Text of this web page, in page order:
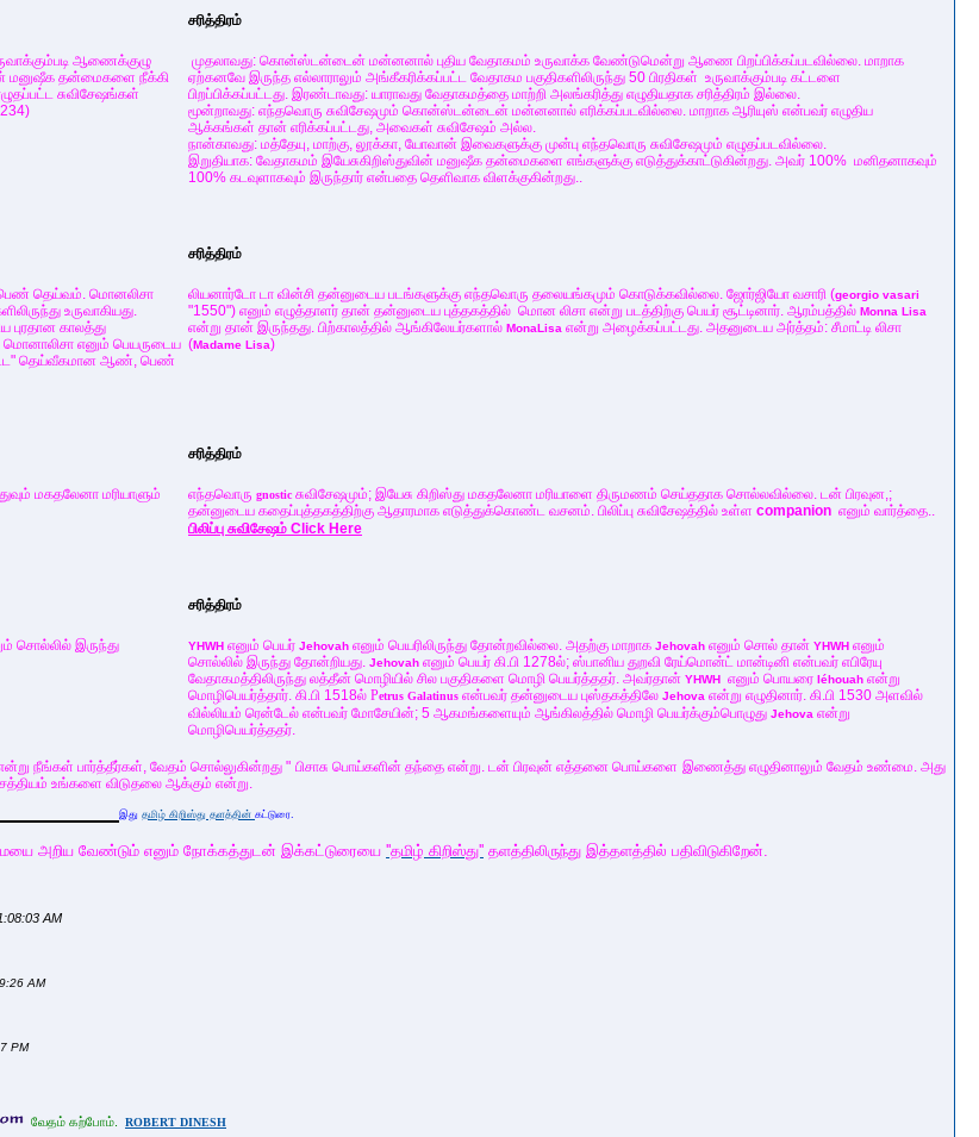
சரித்திரம்
ஆணைக்குழு
மனுஷீக தன்மைகளை நீக்கி
சுவிசேஷங்கள்
234)
முதலாவது: கொன்ஸ்டன்டைன் மன்னனால் புதிய வேதாகமம் உருவாக்க வேண்டுமென்று ஆணை பிறப்பிக்கப்படவில்லை. மாறாக
ஏற்கனவே இருந்த எல்லாராலும் அங்கீகரிக்கப்பட்ட வேதாகம பகுதிகளிலிருந்து 50 பிரதிகள் உருவாக்கும்படி கட்டளை
பிறப்பிக்கப்பட்டது. இரண்டாவது: யாராவது வேதாகமத்தை மாற்றி அலங்கரித்து எழுதியதாக சரித்திரம் இல்லை.
மூன்றாவது: எந்தவொரு சுவிசேஷமும் கொன்ஸ்டன்டைன் மன்னனால் எரிக்கப்படவில்லை. மாறாக ஆரியுஸ் என்பவர் எழுதிய
ஆக்கங்கள் தான் எரிக்கப்பட்டது, அவைகள் சுவிசேஷம் அல்ல.
நான்காவது: மத்தேயு, மாற்கு, லூக்கா, யோவான் இவைகளுக்கு முன்பு எந்தவொரு சுவிசேஷமும் எழுதப்படவில்லை.
இறுதியாக: வேதாகமம் இயேசுகிறிஸ்துவின் மனுஷீக தன்மைகளை எங்களுக்கு எடுத்துக்காட்டுகின்றது. அவர் 100% மனிதனாகவும்
100% கடவுளாகவும் இருந்தார் என்பதை தெளிவாக விளக்குகின்றது..
சரித்திரம்
பெண் தெய்வம். மொனலிசா
உருவாகியது.
காலத்து
மொனாலிசா எனும் பெயருடைய
தெய்வீகமான ஆண், பெண்
லியனார்டோ டா வின்சி தன்னுடைய படங்களுக்கு எந்தவொரு தலையங்கமும் கொடுக்கவில்லை. ஜோர்ஜியோ வசாரி (georgio vasari
"1550") எனும் எழுத்தாளர் தான் தன்னுடைய புத்தகத்தில் மொன லிசா என்று படத்திற்கு பெயர் சூட்டினார். ஆரம்பத்தில் Monna Lisa
என்று தான் இருந்தது. பிற்காலத்தில் ஆங்கிலேயர்களால் MonaLisa என்று அழைக்கப்பட்டது. அதனுடைய அர்த்தம்: சீமாட்டி லிசா
(Madame Lisa)
சரித்திரம்
மகதலேனா மரியாளும்
எந்தவொரு gnostic சுவிசேஷமும்; இயேசு கிறிஸ்து மகதலேனா மரியாளை திருமணம் செய்ததாக சொல்லவில்லை. டன் பிரவுன,;
தன்னுடைய கதைப்புத்தகத்திற்கு ஆதாரமாக எடுத்துக்கொண்ட வசனம். பிலிப்பு சுவிசேஷத்தில் உள்ள companion எனும் வார்த்தை..
பிலிப்பு சுவிசேஷம் Click Here
சரித்திரம்
சொல்லில் இருந்து
YHWH எனும் பெயர் Jehovah எனும் பெயரிலிருந்து தோன்றவில்லை. அதற்கு மாறாக Jehovah எனும் சொல் தான் YHWH எனும்
சொல்லில் இருந்து தோன்றியது. Jehovah எனும் பெயர் கி.பி 1278ல்; ஸ்பானிய துறவி ரேய்மொன்ட் மான்டினி என்பவர் எபிரேயு
வேதாகமத்திலிருந்து லத்தீன் மொழியில் சில பகுதிகளை மொழி பெயர்த்ததர். அவர்தான் YHWH எனும் பொயரை Iéhouah என்று
மொழிபெயர்த்தார். கி.பி 1518ல் Petrus Galatinus என்பவர் தன்னுடைய புஸ்தகத்திலே Jehova என்று எழுதினார். கி.பி 1530 அளவில்
வில்லியம் ரென்டேல் என்பவர் மோசேயின்; 5 ஆகமங்களையும் ஆங்கிலத்தில் மொழி பெயர்க்கும்பொழுது Jehova என்று
மொழிபெயர்த்ததர்.
நீங்கள் பார்த்தீர்கள், வேதம் சொல்லுகின்றது " பிசாசு பொய்களின் தந்தை என்று. டன் பிரவுன் எத்தனை பொய்களை இணைத்து எழுதினாலும் வேதம் உண்மை. அது
உங்களை விடுதலை ஆக்கும் என்று.
இது தமிழ் கிறிஸ்து தளத்தின் கட்டுரை.
அறிய வேண்டும் எனும் நோக்கத்துடன் இக்கட்டுரையை ''தமிழ் கிறிஸ்து'' தளத்திலிருந்து இத்தளத்தில் பதிவிடுகிறேன்.
AM
AM
PM
வேதம் கற்போம். ROBERT DINESH